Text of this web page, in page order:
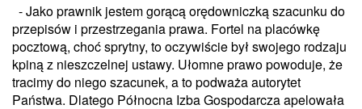
- Jako prawnik jestem gorącą orędowniczką szacunku do
przepisów i przestrzegania prawa. Fortel na placówkę
pocztową, choć sprytny, to oczywiście był swojego rodzaju
kpiną z nieszczelnej ustawy. Ułomne prawo powoduje, że
tracimy do niego szacunek, a to podważa autorytet
Państwa. Dlatego Północna Izba Gospodarcza apelowała